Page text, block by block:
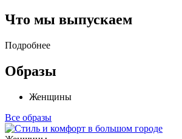
Что мы выпускаем
Подробнее
Образы
Женщины
Все образы